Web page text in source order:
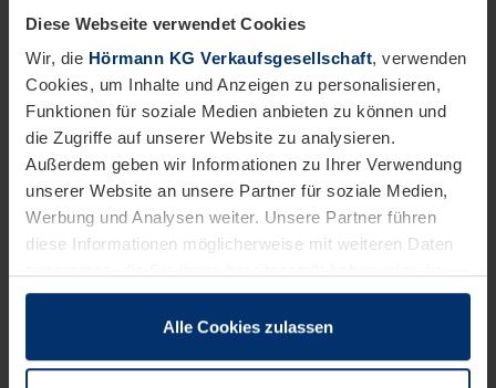
Diese Webseite verwendet Cookies
Wir, die Hörmann KG Verkaufsgesellschaft, verwenden
Cookies, um Inhalte und Anzeigen zu personalisieren,
Funktionen für soziale Medien anbieten zu können und
die Zugriffe auf unserer Website zu analysieren.
Außerdem geben wir Informationen zu Ihrer Verwendung
unserer Website an unsere Partner für soziale Medien,
Werbung und Analysen weiter. Unsere Partner führen
diese Informationen möglicherweise mit weiteren Daten
sie im Rahmen Ihrer Nutzung der Dienste gesammelt
wenn diese für den Betrieb dieser Seite unbedingt
Alle Cookies zulassen